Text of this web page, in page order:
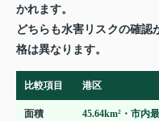
かれます。
どちらも水害リスクの確認
格は異なります。
比較項目 港区
面積 45.64km²・市内